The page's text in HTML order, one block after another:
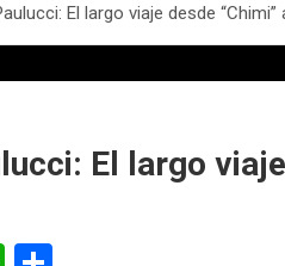
El largo viaje desde “Chimi”
El largo